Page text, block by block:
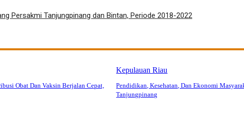
Persakmi Tanjungpinang dan Bintan, Periode 2018-2022
Obat Dan Vaksin Berjalan Cepat,
Kepulauan Riau
Pendidikan, Kesehatan, Dan Ekonomi
Tanjungpinang